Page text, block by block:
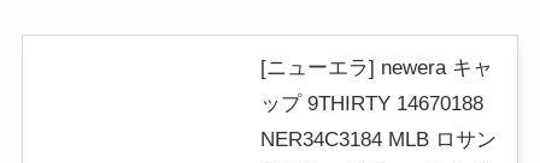
[ニューエラ] newera キャ
ップ 9THIRTY 14670188
NER34C3184 MLB ロサン